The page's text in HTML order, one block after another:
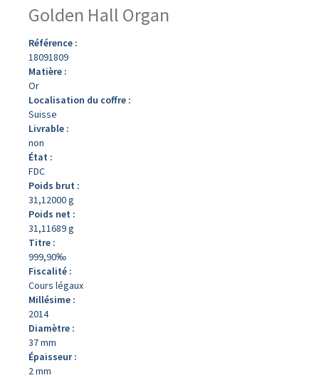
Golden Hall Organ
Référence :
18091809
Matière :
Or
Localisation du coffre :
Suisse
Livrable :
non
État :
FDC
Poids brut :
31,12000 g
Poids net :
31,11689 g
Titre :
999,90‰
Fiscalité :
Cours légaux
Millésime :
2014
Diamètre :
37 mm
Épaisseur :
2 mm